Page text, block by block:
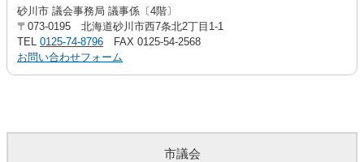
砂川市 議会事務局 議事係〔4階〕
〒073-0195 北海道砂川市西7条北2丁目1-1
TEL 0125-74-8796 FAX 0125-54-2568
お問い合わせフォーム
市議会